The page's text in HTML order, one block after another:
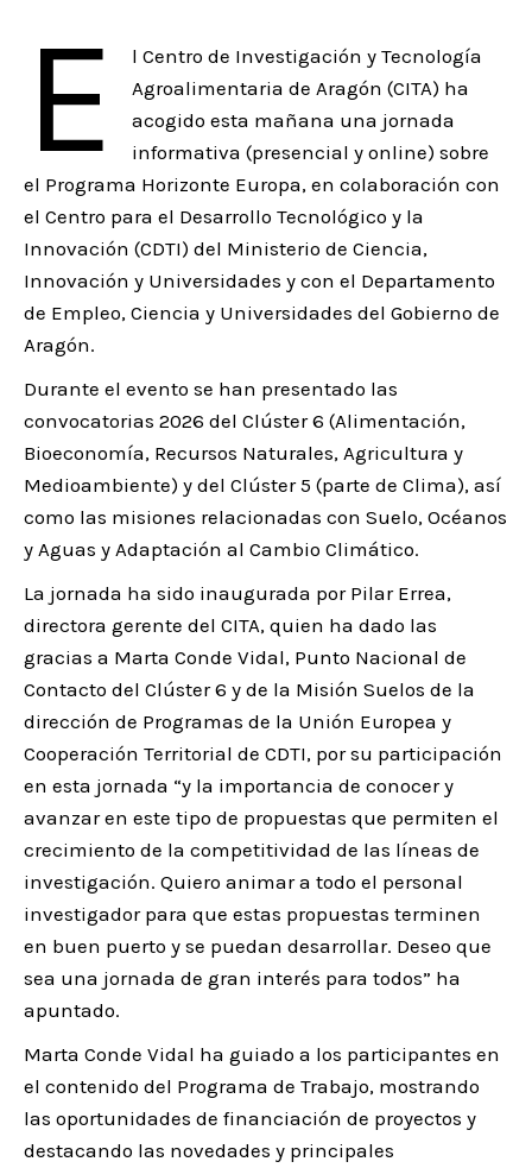
E
l Centro de Investigación y Tecnología
Agroalimentaria de Aragón (CITA) ha
acogido esta mañana una jornada
informativa (presencial y online) sobre
el Programa Horizonte Europa, en colaboración con
el Centro para el Desarrollo Tecnológico y la
Innovación (CDTI) del Ministerio de Ciencia,
Innovación y Universidades y con el Departamento
de Empleo, Ciencia y Universidades del Gobierno de
Aragón.
Durante el evento se han presentado las
convocatorias 2026 del Clúster 6 (Alimentación,
Bioeconomía, Recursos Naturales, Agricultura y
Medioambiente) y del Clúster 5 (parte de Clima), así
como las misiones relacionadas con Suelo, Océanos
y Aguas y Adaptación al Cambio Climático.
La jornada ha sido inaugurada por Pilar Errea,
directora gerente del CITA, quien ha dado las
gracias a Marta Conde Vidal, Punto Nacional de
Contacto del Clúster 6 y de la Misión Suelos de la
dirección de Programas de la Unión Europea y
Cooperación Territorial de CDTI, por su participación
en esta jornada “y la importancia de conocer y
avanzar en este tipo de propuestas que permiten el
crecimiento de la competitividad de las líneas de
investigación. Quiero animar a todo el personal
investigador para que estas propuestas terminen
en buen puerto y se puedan desarrollar. Deseo que
sea una jornada de gran interés para todos” ha
apuntado.
Marta Conde Vidal ha guiado a los participantes en
el contenido del Programa de Trabajo, mostrando
las oportunidades de financiación de proyectos y
destacando las novedades y principales